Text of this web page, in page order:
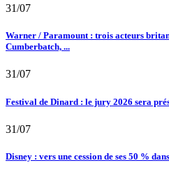
31/07
Warner / Paramount : trois acteurs
Cumberbatch, ...
31/07
Festival de Dinard : le jury 2026 sera
31/07
Disney : vers une cession de ses 50 %